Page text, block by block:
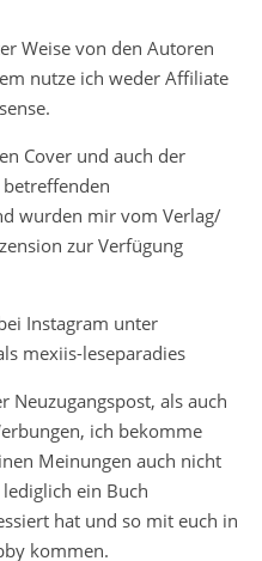
Weise von den Autoren
nutze ich weder Affiliate
Cover und auch der
wurden mir vom Verlag/
zur Verfügung
Instagram unter
mexiis-leseparadies
Neuzugangspost, als auch
ich bekomme
Meinungen auch nicht
ein Buch
hat und so mit euch in
kommen.